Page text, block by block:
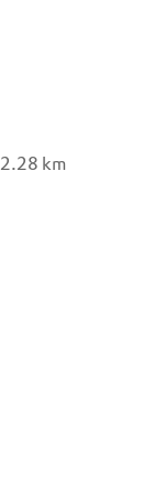
2.28 km